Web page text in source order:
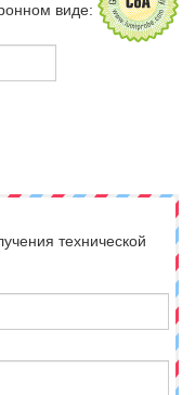
виде:
технической